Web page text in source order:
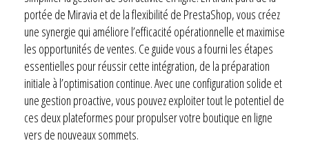
portée de Miravia et de la flexibilité de PrestaShop, vous créez
une synergie qui améliore l’efficacité opérationnelle et maximise
les opportunités de ventes. Ce guide vous a fourni les étapes
essentielles pour réussir cette intégration, de la préparation
initiale à l’optimisation continue. Avec une configuration solide et
une gestion proactive, vous pouvez exploiter tout le potentiel de
ces deux plateformes pour propulser votre boutique en ligne
vers de nouveaux sommets.